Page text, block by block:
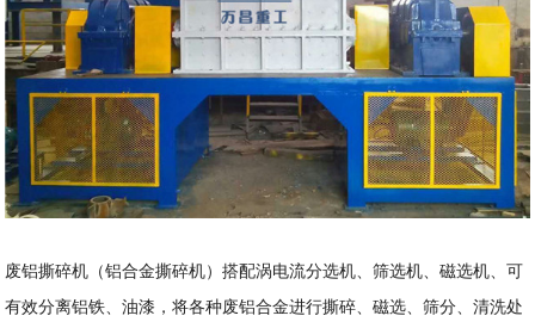
废铝撕碎机（铝合金撕碎机）搭配涡电流分选机、筛选机、磁选机、可
有效分离铝铁、油漆，将各种废铝合金进行撕碎、磁选、筛分、清洗处